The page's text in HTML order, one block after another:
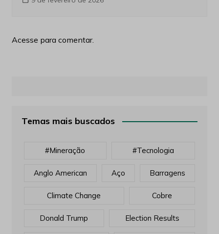
Acesse para comentar.
Temas mais buscados
#mineração #tecnologia
Anglo American Aço Barragens
Climate Change Cobre
Donald Trump Election Results